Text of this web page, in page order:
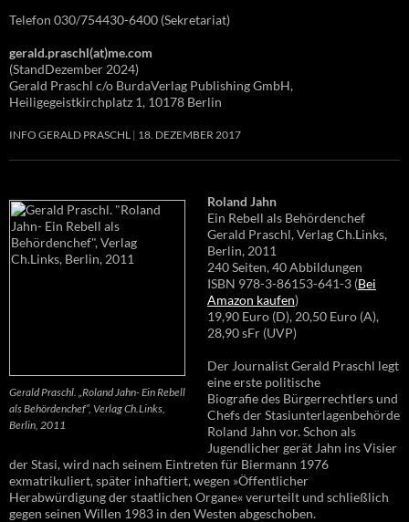
Telefon 030/754430-6400 (Sekretariat)
gerald.praschl(at)me.com
(StandDezember 2024)
Gerald Praschl c/o BurdaVerlag Publishing GmbH,
Heiligegeistkirchplatz 1, 10178 Berlin
INFO GERALD PRASCHL 18. DEZEMBER 2017
Gerald Praschl. „Roland Jahn- Ein Rebell
als Behördenchef“, Verlag Ch.Links,
Berlin, 2011
Roland Jahn
Ein Rebell als Behördenchef
Gerald Praschl, Verlag Ch.Links,
Berlin, 2011
240 Seiten, 40 Abbildungen
ISBN 978-3-86153-641-3 (Bei
Amazon kaufen)
19,90 Euro (D), 20,50 Euro (A),
28,90 sFr (UVP)
Der Journalist Gerald Praschl legt
eine erste politische
Biografie des Bürgerrechtlers und
Chefs der Stasiunterlagenbehörde
Roland Jahn vor. Schon als
Jugendlicher gerät Jahn ins Visier
der Stasi, wird nach seinem Eintreten für Biermann 1976
exmatrikuliert, später inhaftiert, wegen »Öffentlicher
Herabwürdigung der staatlichen Organe« verurteilt und schließlich
gegen seinen Willen 1983 in den Westen abgeschoben.